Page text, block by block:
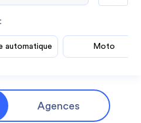
automatique Moto
Agences